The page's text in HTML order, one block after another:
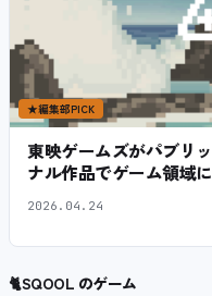
★編集部PICK
東映ゲームズがパブリ
ナル作品でゲーム領域
2026.04.24
🐈SQOOL のゲーム